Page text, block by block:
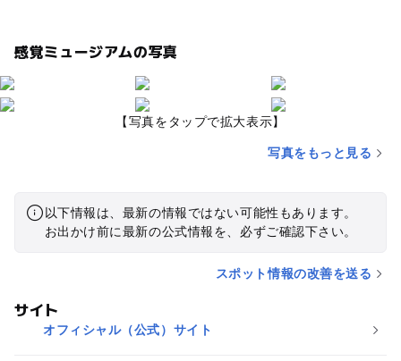
感覚ミュージアムの写真
【写真をタップで拡大表示】
写真をもっと見る
以下情報は、最新の情報ではない可能性もあります。
お出かけ前に最新の公式情報を、必ずご確認下さい。
スポット情報の改善を送る
サイト
オフィシャル（公式）サイト